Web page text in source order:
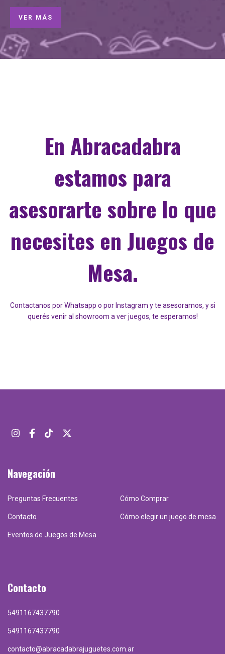
VER MÁS
En Abracadabra
estamos para
asesorarte sobre lo que
necesites en Juegos de
Mesa.
Contactanos por Whatsapp o por Instagram y te asesoramos, y si
querés venir al showroom a ver juegos, te esperamos!
Navegación
Preguntas Frecuentes Cómo Comprar
Contacto Cómo elegir un juego de mesa
Eventos de Juegos de Mesa
Contacto
5491167437790
5491167437790
contacto@abracadabrajuguetes.com.ar